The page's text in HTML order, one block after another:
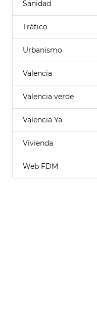
Sanidad
Tráfico
Urbanismo
Valencia
Valencia verde
Valencia Ya
Vivienda
Web FDM